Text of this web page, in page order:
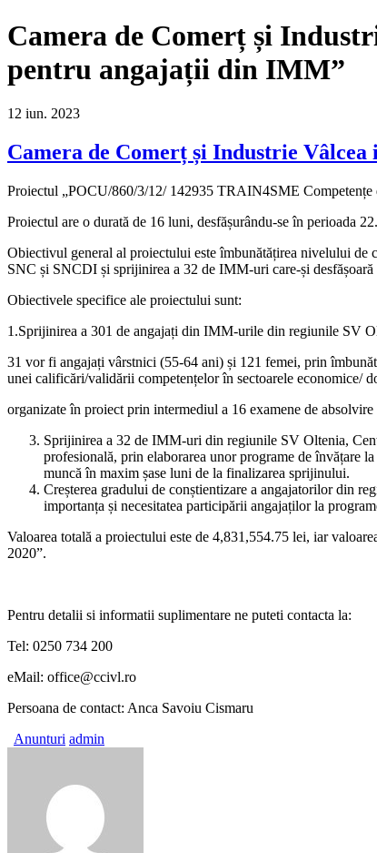
Camera de Comerț și
pentru angajații din IMM”
12 iun. 2023
Camera de Comerț și Industrie
Proiectul „POCU/860/3/12/ 142935 TRAIN4SME
Proiectul are o durată de 16 luni, desfășurându-se în perioada
Obiectivul general al proiectului este îmbunătățirea nivelului
SNC și SNCDI și sprijinirea a 32 de IMM-uri care-și desfășoară
Obiectivele specifice ale proiectului sunt:
1.Sprijinirea a 301 de angajați din IMM-urile din regiunile SV
31 vor fi angajați vârstnici (55-64 ani) și 121 femei, prin
unei calificări/validării competențelor în sectoarele economice/
organizate în proiect prin intermediul a 16 examene de
Sprijinirea a 32 de IMM-uri din regiunile SV Oltenia,
profesională, prin elaborarea unor programe de învățare
muncă în maxim șase luni de la finalizarea sprijinului.
Creșterea gradului de conștientizare a angajatorilor din
importanța și necesitatea participării angajaților la
Valoarea totală a proiectului este de 4,831,554.75 lei, iar
2020”.
Pentru detalii si informatii suplimentare ne puteti contacta la:
Tel: 0250 734 200
eMail: office@ccivl.ro
Persoana de contact: Anca Savoiu Cismaru
Anunturi admin